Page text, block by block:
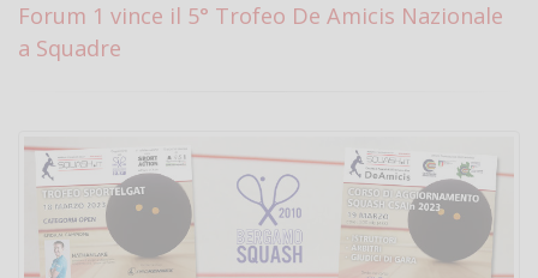
Forum 1 vince il 5° Trofeo De Amicis Nazionale
a Squadre